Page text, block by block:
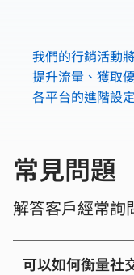
我們的行銷活動
提升流量、獲取
各平台的進階設
​常見問題
解答客戶經常詢
可以如何衡量社